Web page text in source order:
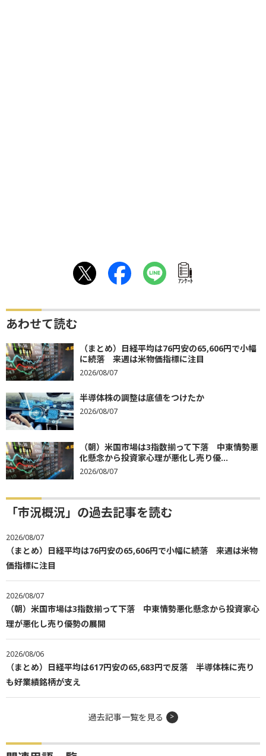
ｱﾝｹｰﾄ
あわせて読む
（まとめ）日経平均は76円安の65,606円で小幅
に続落 来週は米物価指標に注目
2026/08/07
半導体株の調整は底値をつけたか
2026/08/07
（朝）米国市場は3指数揃って下落 中東情勢悪
化懸念から投資家心理が悪化し売り優...
2026/08/07
「市況概況」の過去記事を読む
2026/08/07
（まとめ）日経平均は76円安の65,606円で小幅に続落 来週は米物
価指標に注目
2026/08/07
（朝）米国市場は3指数揃って下落 中東情勢悪化懸念から投資家心
理が悪化し売り優勢の展開
2026/08/06
（まとめ）日経平均は617円安の65,683円で反落 半導体株に売り
も好業績銘柄が支え
過去記事一覧を見る